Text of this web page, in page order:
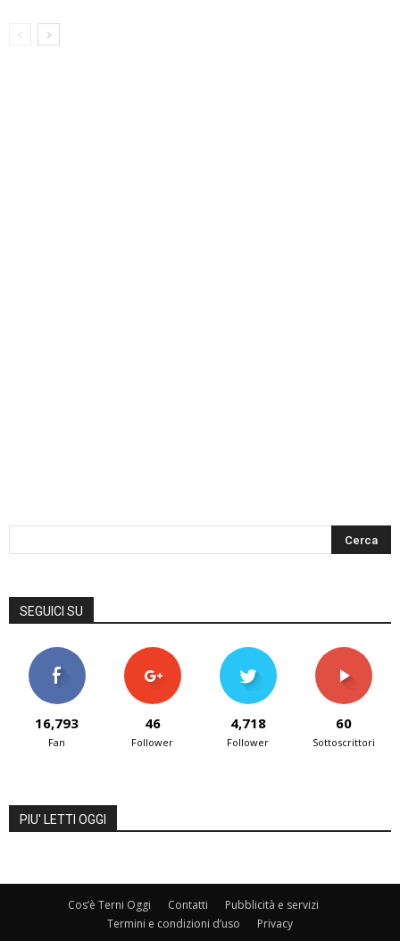
SEGUICI SU
16,793
Fan
46
Follower
4,718
Follower
60
Sottoscrittori
PIU' LETTI OGGI
Cos’è Terni Oggi Contatti
Pubblicità e servizi
Termini e condizioni d’uso
Privacy